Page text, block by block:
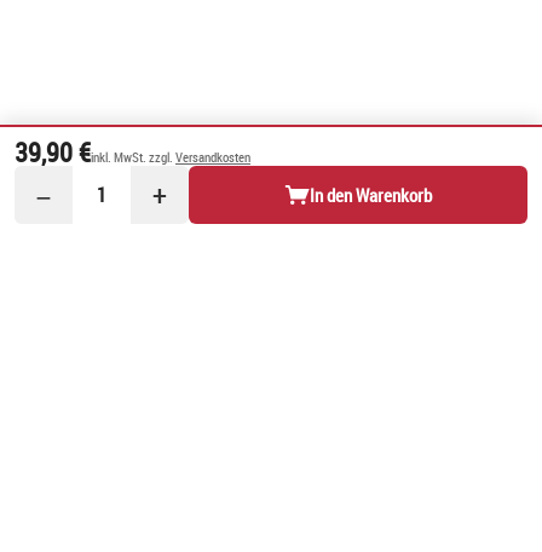
39,90 €inkl. MwSt. zzgl. Versandkosten
− 1 + In den Warenkorb